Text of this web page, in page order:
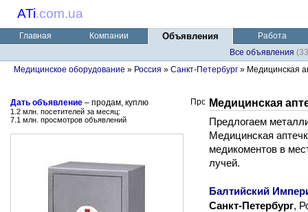
ATi.com.ua
Главная Компании Объявления
Работа
Все объявления
Медицинское оборудование » Россия » Санкт-Петербург » Медицинская
Дать объявление – продам, куплю
1.2 млн. посетителей за месяц:
7.1 млн. просмотров объявлений
Медицинская
Предлогаем
Медицинская
медикоментов в
лучей.
Балтийский
Санкт-Петербург,